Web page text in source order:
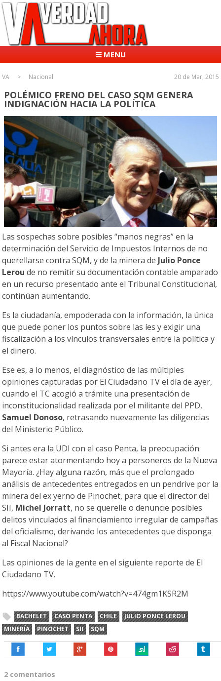
☰ MENU
VA Nacional 20 de Mar, 2015
POLÉMICO FRENO DEL CASO SQM GENERA
INDIGNACIÓN HACIA LA POLÍTICA
Las sospechas sobre posibles “manos negras” en la
determinación del Servicio de Impuestos Internos de no
querellarse contra SQM, y de la minera de Julio Ponce
Lerou de no remitir su documentación contable amparado
en un recurso presentado ante el Tribunal Constitucional,
continúan aumentando.
Es la ciudadanía, empoderada con la información, la única
que puede poner los puntos sobre las íes y exigir una
fiscalización a los vínculos transversales entre la política y
el dinero.
Ese es, a lo menos, el diagnóstico de las múltiples
opiniones capturadas por El Ciudadano TV el día de ayer,
cuando el TC acogió a trámite una presentación de
inconstitucionalidad realizada por el militante del PPD,
Samuel Donoso, retrasando nuevamente las diligencias
del Ministerio Público.
Si antes era la UDI con el caso Penta, la preocupación
parece estar atormentando hoy a personeros de la Nueva
Mayoría. ¿Hay alguna razón, más que el prolongado
análisis de antecedentes entregados en un pendrive por la
minera del ex yerno de Pinochet, para que el director del
SII, Michel Jorratt, no se querelle o denuncie posibles
delitos vinculados al financiamiento irregular de campañas
del oficialismo, derivando los antecedentes que disponga
al Fiscal Nacional?
Las opiniones de la gente en el siguiente reporte de El
Ciudadano TV.
https://www.youtube.com/watch?v=474gm1KSR2M
BACHELET CASO PENTA CHILE
JULIO PONCE LEROU
MINERÍA
PINOCHET SII SQM
2 comentarios